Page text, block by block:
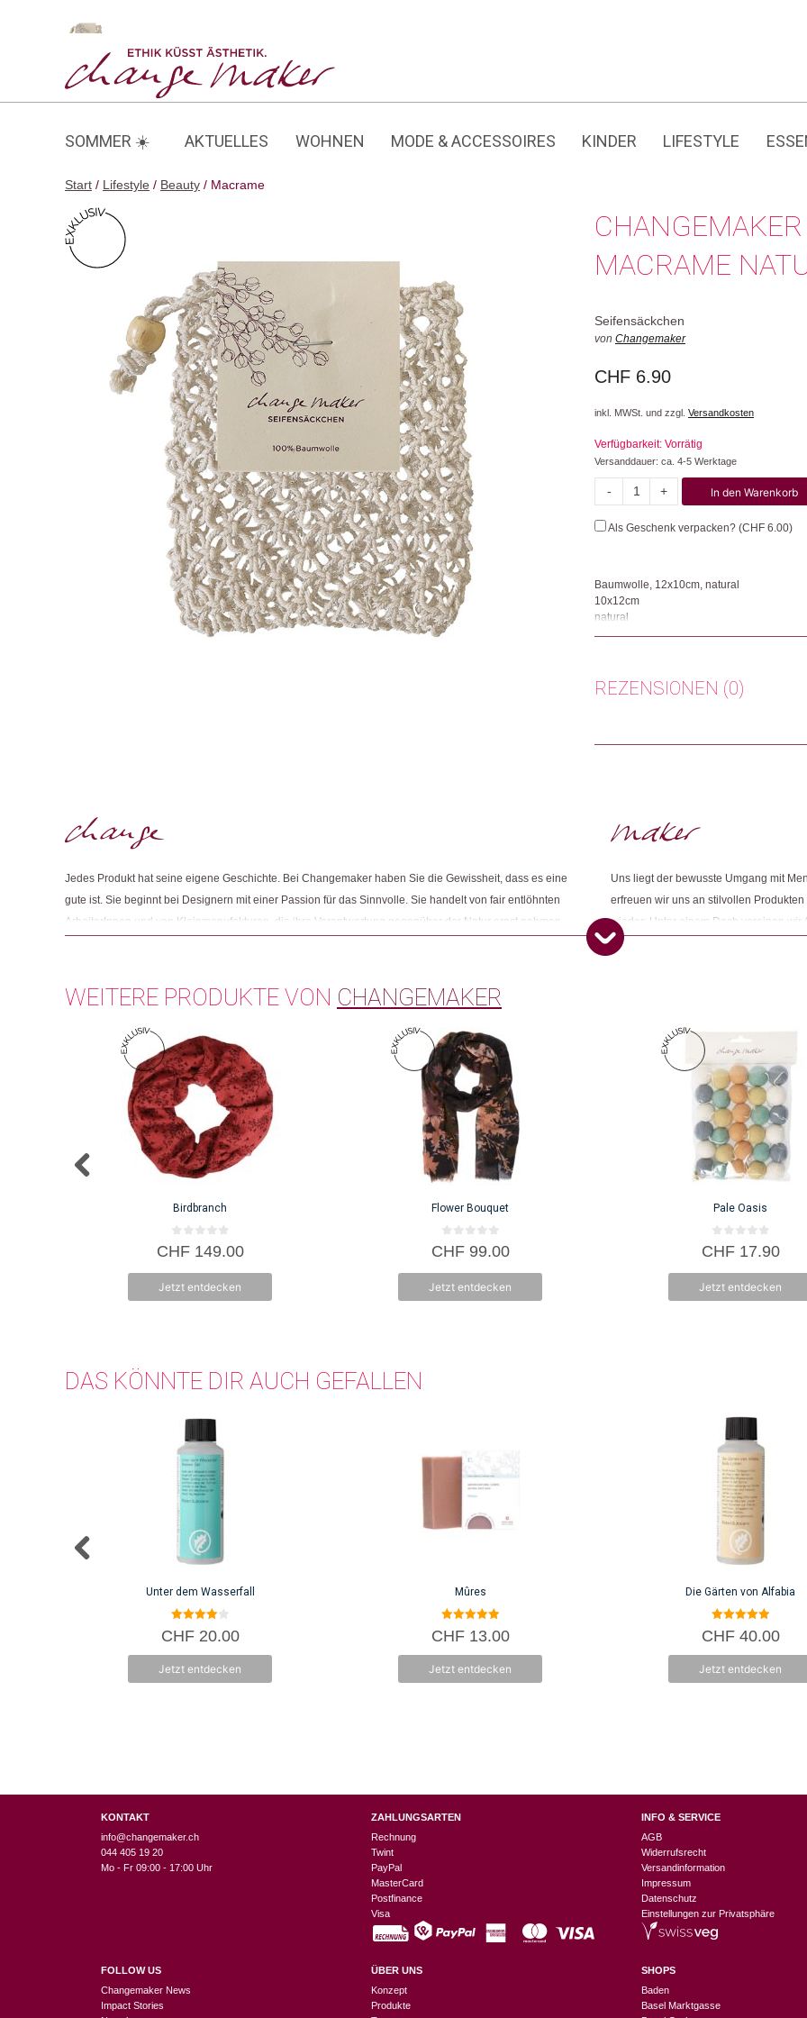
SOMMER ☀️ AKTUELLES WOHNEN MODE & ACCESSOIRES KINDER LIFESTYLE
Start / Lifestyle / Beauty / Macrame
MACRAME
Seifensäckchen
von Changemaker
CHF 6.90
inkl. MWSt. und zzgl. Versandkosten
Verfügbarkeit: Vorrätig
Versanddauer: ca. 4-5 Werktage
-
Macrame
Menge
+ In den Warenkorb
Als Geschenk verpacken? (CHF 6.00)
Baumwolle, 12x10cm, natural
10x12cm
natural
Das fair produzierte Seifensäckchen
Säckchen dafür, dass die Seifenresten
Seifenbeutel sollten von Hand gewaschen
REZENSIONEN (0)
Zuzana Mustafa Kolesárová
Super 👍
Jedes Produkt hat seine eigene Geschichte. Bei Changemaker haben Sie die Gewissheit, dass es eine
gute ist. Sie beginnt bei Designern mit einer Passion für das Sinnvolle. Sie handelt von fair entlöhnten
ArbeiterInnen und von Kleinmanufakturen, die ihre Verantwortung gegenüber der Natur ernst nehmen.
Uns liegt der bewusste Umgang mit
erfreuen wir uns an stilvollen
wieder: Unter einem Dach vereinen wir
Konsumbewusstseins nach mehr Sinn
WEITERE PRODUKTE VON CHANGEMAKER
Birdbranch
0
v
5
CHF149.00
Jetzt entdecken
Flower Bouquet
0
v
5
CHF99.00
Jetzt entdecken
Pale Oasis
0
v
5
CHF17.90
Jetzt entdecken
DAS KÖNNTE DIR AUCH GEFALLEN
Unter dem Wasserfall
4.00
von 5
CHF20.00
Jetzt entdecken
Mûres
5.00
von 5
CHF13.00
Jetzt entdecken
Die Gärten von Alfabia
5.00
von 5
CHF40.00
Jetzt entdecken
KONTAKT
info@changemaker.ch
044 405 19 20
Mo - Fr 09:00 - 17:00 Uhr
FOLLOW US
Changemaker News
Impact Stories
ZAHLUNGSARTEN
Rechnung
Twint
PayPal
MasterCard
Postfinance
Visa
ÜBER UNS
Konzept
Produkte
INFO & SERVICE
AGB
Widerrufsrecht
Versandinformation
Impressum
Datenschutz
Einstellungen zur Privatsphäre
SHOPS
Baden
Basel Marktgasse